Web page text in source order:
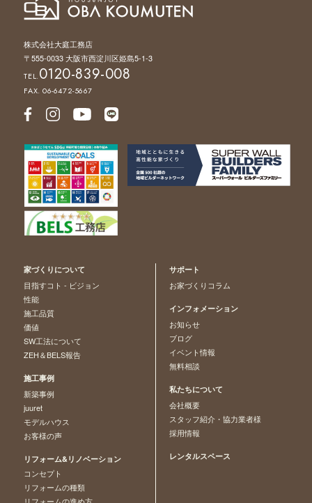
株式会社大庭工務店
〒555-0033 大阪市西淀川区姫島5-1-3
TEL.0120-839-008
FAX. 06-6472-5667
家づくりについて
目指すコト - ビジョン
性能
施工品質
価値
SW工法について
ZEH＆BELS報告
施工事例
新築事例
juuret
モデルハウス
お客様の声
リフォーム&リノベーション
コンセプト
リフォームの種類
リフォームの進め方
サポート
お家づくりコラム
インフォメーション
お知らせ
ブログ
イベント情報
無料相談
私たちについて
会社概要
スタッフ紹介・協力業者様
採用情報
レンタルスペース